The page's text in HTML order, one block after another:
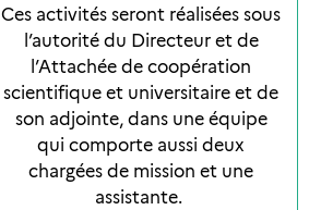
Ces activités seront réalisées sous
l’autorité du Directeur et de
l’Attachée de coopération
scientifique et universitaire et de
son adjointe, dans une équipe
qui comporte aussi deux
chargées de mission et une
assistante.